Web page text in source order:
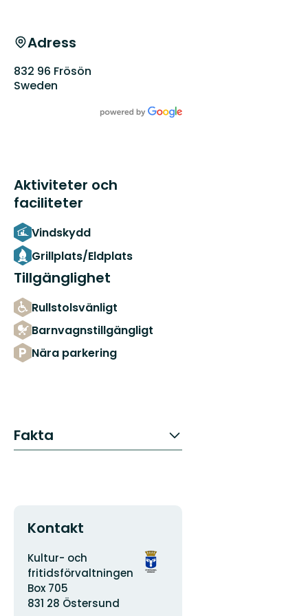
Adress
832 96 Frösön
Sweden
Aktiviteter och
faciliteter
Vindskydd
Grillplats/Eldplats
Tillgänglighet
Rullstolsvänligt
Barnvagnstillgängligt
Nära parkering
Fakta
Kontakt
Adress
Kultur- och
fritidsförvaltningen
Box 705
831 28 Östersund
Organisationens
logotyp